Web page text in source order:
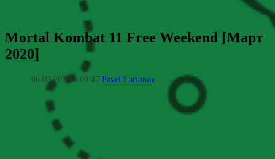
Mortal Kombat 11 Free Weekend [Март
2020]
06.03.2020 в 09:47Pavel Larionov